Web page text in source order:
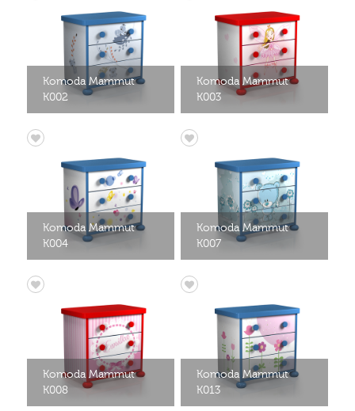
Komoda Mammut
K002
Komoda Mammut
K003
Komoda Mammut
K004
Komoda Mammut
K007
Komoda Mammut
K008
Komoda Mammut
K013